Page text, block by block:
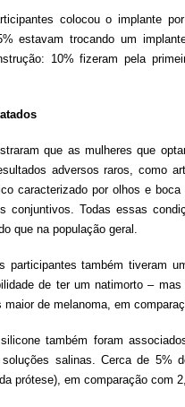
colocou o implante
estavam trocando um
10% fizeram pela
que as mulheres que
adversos raros, como
caracterizado por olhos e
conjuntivos. Todas essas
que na população geral.
participantes também tiveram
de ter um natimorto –
de melanoma, em
também foram
salinas. Cerca de 5%
prótese), em comparação com